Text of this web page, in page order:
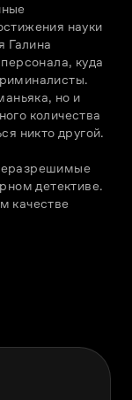
науки
Галина
куда
но и
количества
никто другой.
детективе.
качестве